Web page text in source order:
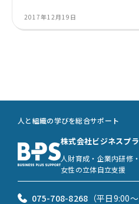
2017年12月19日
人と組織の学びを総合サポート
株式会社ビジネスプ
人財育成・企業内研修
女性の立体自立支援
075-708-8268 （平日9:00